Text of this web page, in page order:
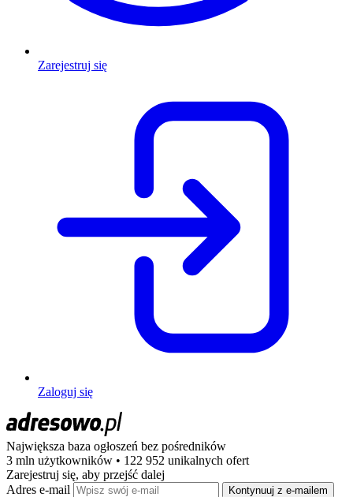
Zarejestruj się
Zaloguj się
Największa baza ogłoszeń bez pośredników
3 mln użytkowników • 122 952 unikalnych ofert
Zarejestruj się, aby przejść dalej
Adres e-mail
Kontynuuj z e-mailem